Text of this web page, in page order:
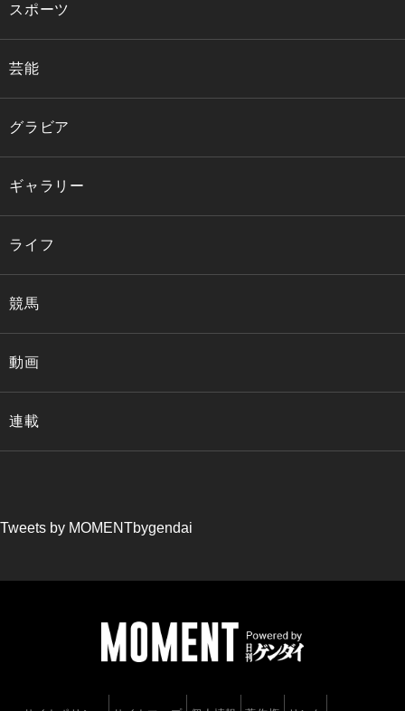
スポーツ
芸能
グラビア
ギャラリー
ライフ
競馬
動画
連載
Tweets by MOMENTbygendai